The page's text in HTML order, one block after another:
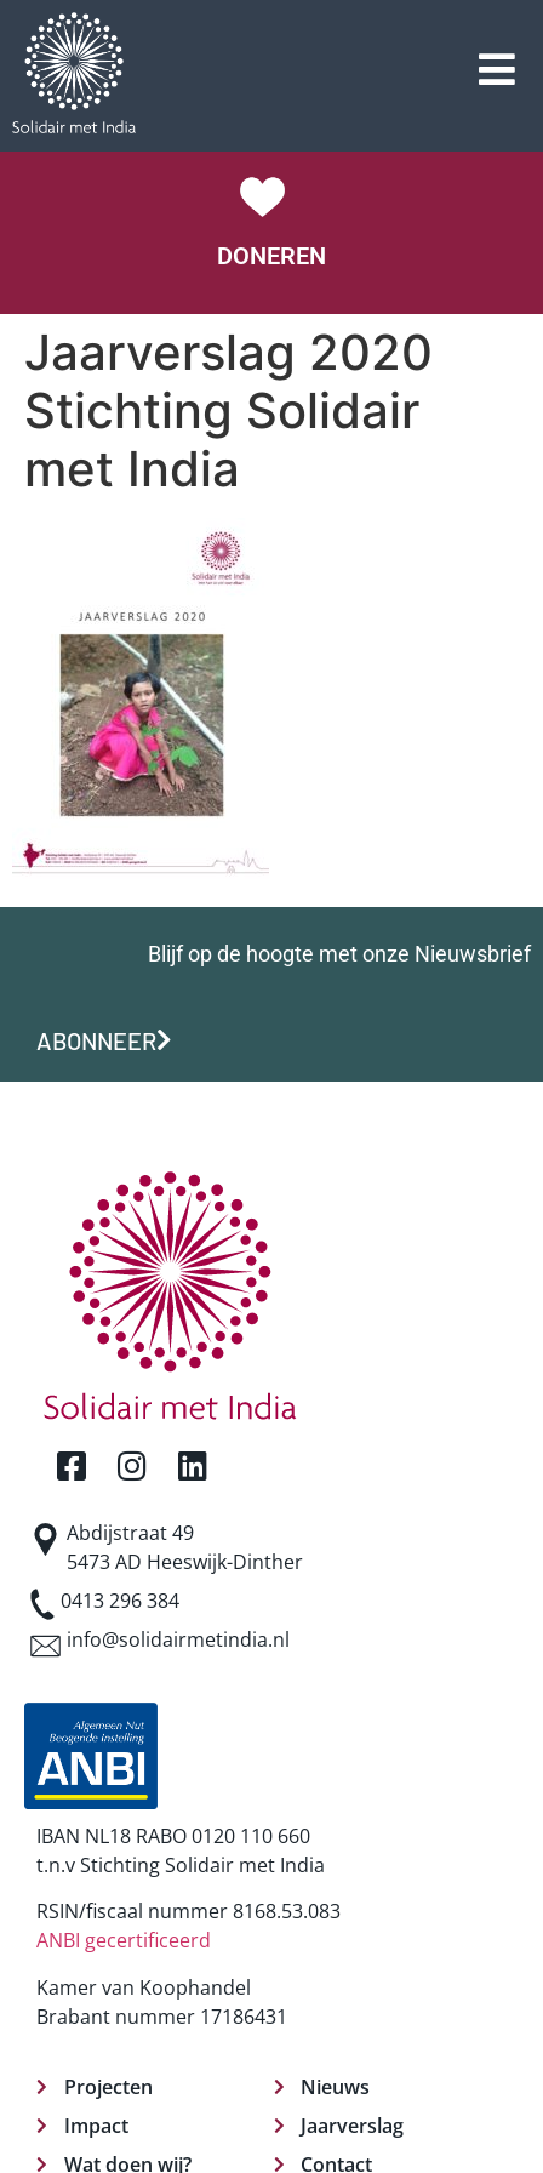
DONEREN
Jaarverslag 2020
Stichting Solidair
met India
Blijf op de hoogte met onze Nieuwsbrief
ABONNEER
Abdijstraat 49
5473 AD Heeswijk-Dinther
0413 296 384
info@solidairmetindia.nl
IBAN NL18 RABO 0120 110 660
t.n.v Stichting Solidair met India
RSIN/fiscaal nummer 8168.53.083
ANBI gecertificeerd
Kamer van Koophandel
Brabant nummer 17186431
Projecten
Impact
Wat doen wij?
Nieuws
Jaarverslag
Contact